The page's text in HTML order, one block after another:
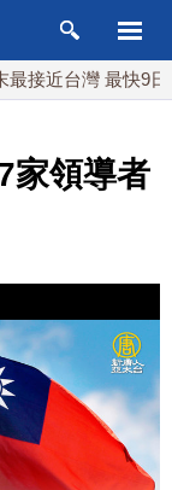
台灣 最快9日可能
家領導者